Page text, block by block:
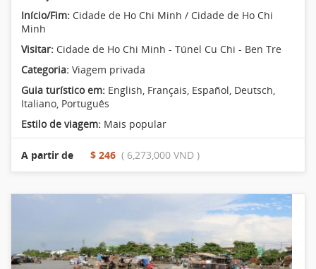
Início/Fim: Cidade de Ho Chi Minh / Cidade de Ho Chi
Minh
Visitar: Cidade de Ho Chi Minh - Túnel Cu Chi - Ben Tre
Categoria: Viagem privada
Guia turístico em: English, Français, Español, Deutsch,
Italiano, Português
Estilo de viagem: Mais popular
A partir de $ 246 ( 6,273,000 VND )